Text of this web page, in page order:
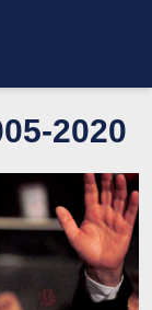
2020